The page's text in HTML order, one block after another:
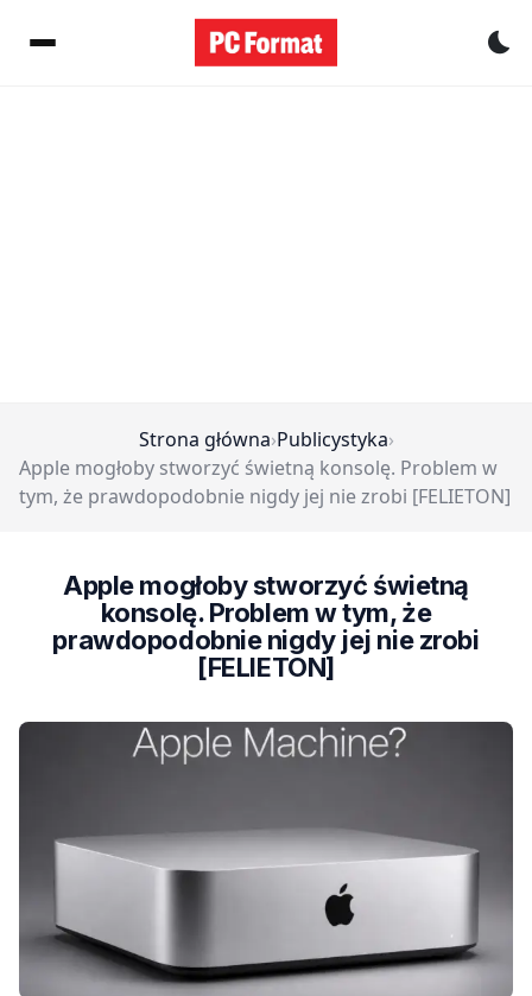
Strona główna›Publicystyka›
Apple mogłoby stworzyć świetną konsolę. Problem w
tym, że prawdopodobnie nigdy jej nie zrobi [FELIETON]
Apple mogłoby stworzyć świetną
konsolę. Problem w tym, że
prawdopodobnie nigdy jej nie zrobi
[FELIETON]